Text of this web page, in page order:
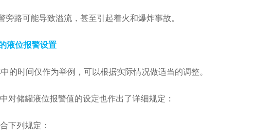
路可能导致溢流，甚至引起着火和爆炸事故。
液位报警设置
的时间仅作为举例，可以根据实际情况做适当的调整。
中对储罐液位报警值的设定也作出了详细规定：
下列规定：